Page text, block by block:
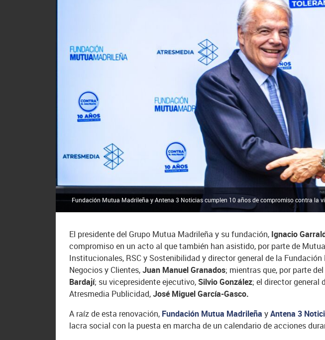
Fundación Mutua Madrileña y Antena 3 Noticias cumplen 10 años de compromiso contra la
El presidente del Grupo Mutua Madrileña y su fundación, Ignacio
compromiso en un acto al que también han asistido, por parte de
Institucionales, RSC y Sostenibilidad y director general de la Fundación
Negocios y Clientes,Juan Manuel Granados; mientras que, por parte
Bardají; su vicepresidente ejecutivo, Silvio González; el director general
Atresmedia Publicidad,José Miguel García-Gasco.
A raíz de esta renovación, Fundación Mutua Madrileña yAntena 3
lacra social con la puesta en marcha de un calendario de acciones